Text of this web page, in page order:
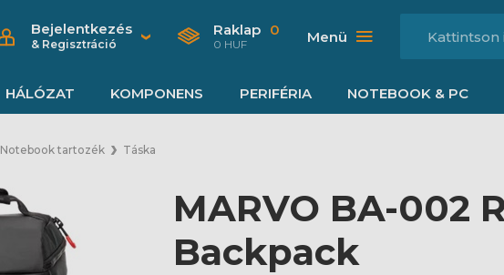
Bejelentkezés
& Regisztráció
Raklap 0
0 HUF Menü
HÁLÓZAT KOMPONENS PERIFÉRIA NOTEBOOK & PC
Notebook tartozék Táska
MARVO BA-002
Backpack